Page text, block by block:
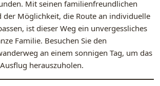
Mit seinen familienfreundlichen
der Möglichkeit, die Route an individuelle
ist dieser Weg ein unvergessliches
Familie. Besuchen Sie den
an einem sonnigen Tag, um das
herauszuholen.